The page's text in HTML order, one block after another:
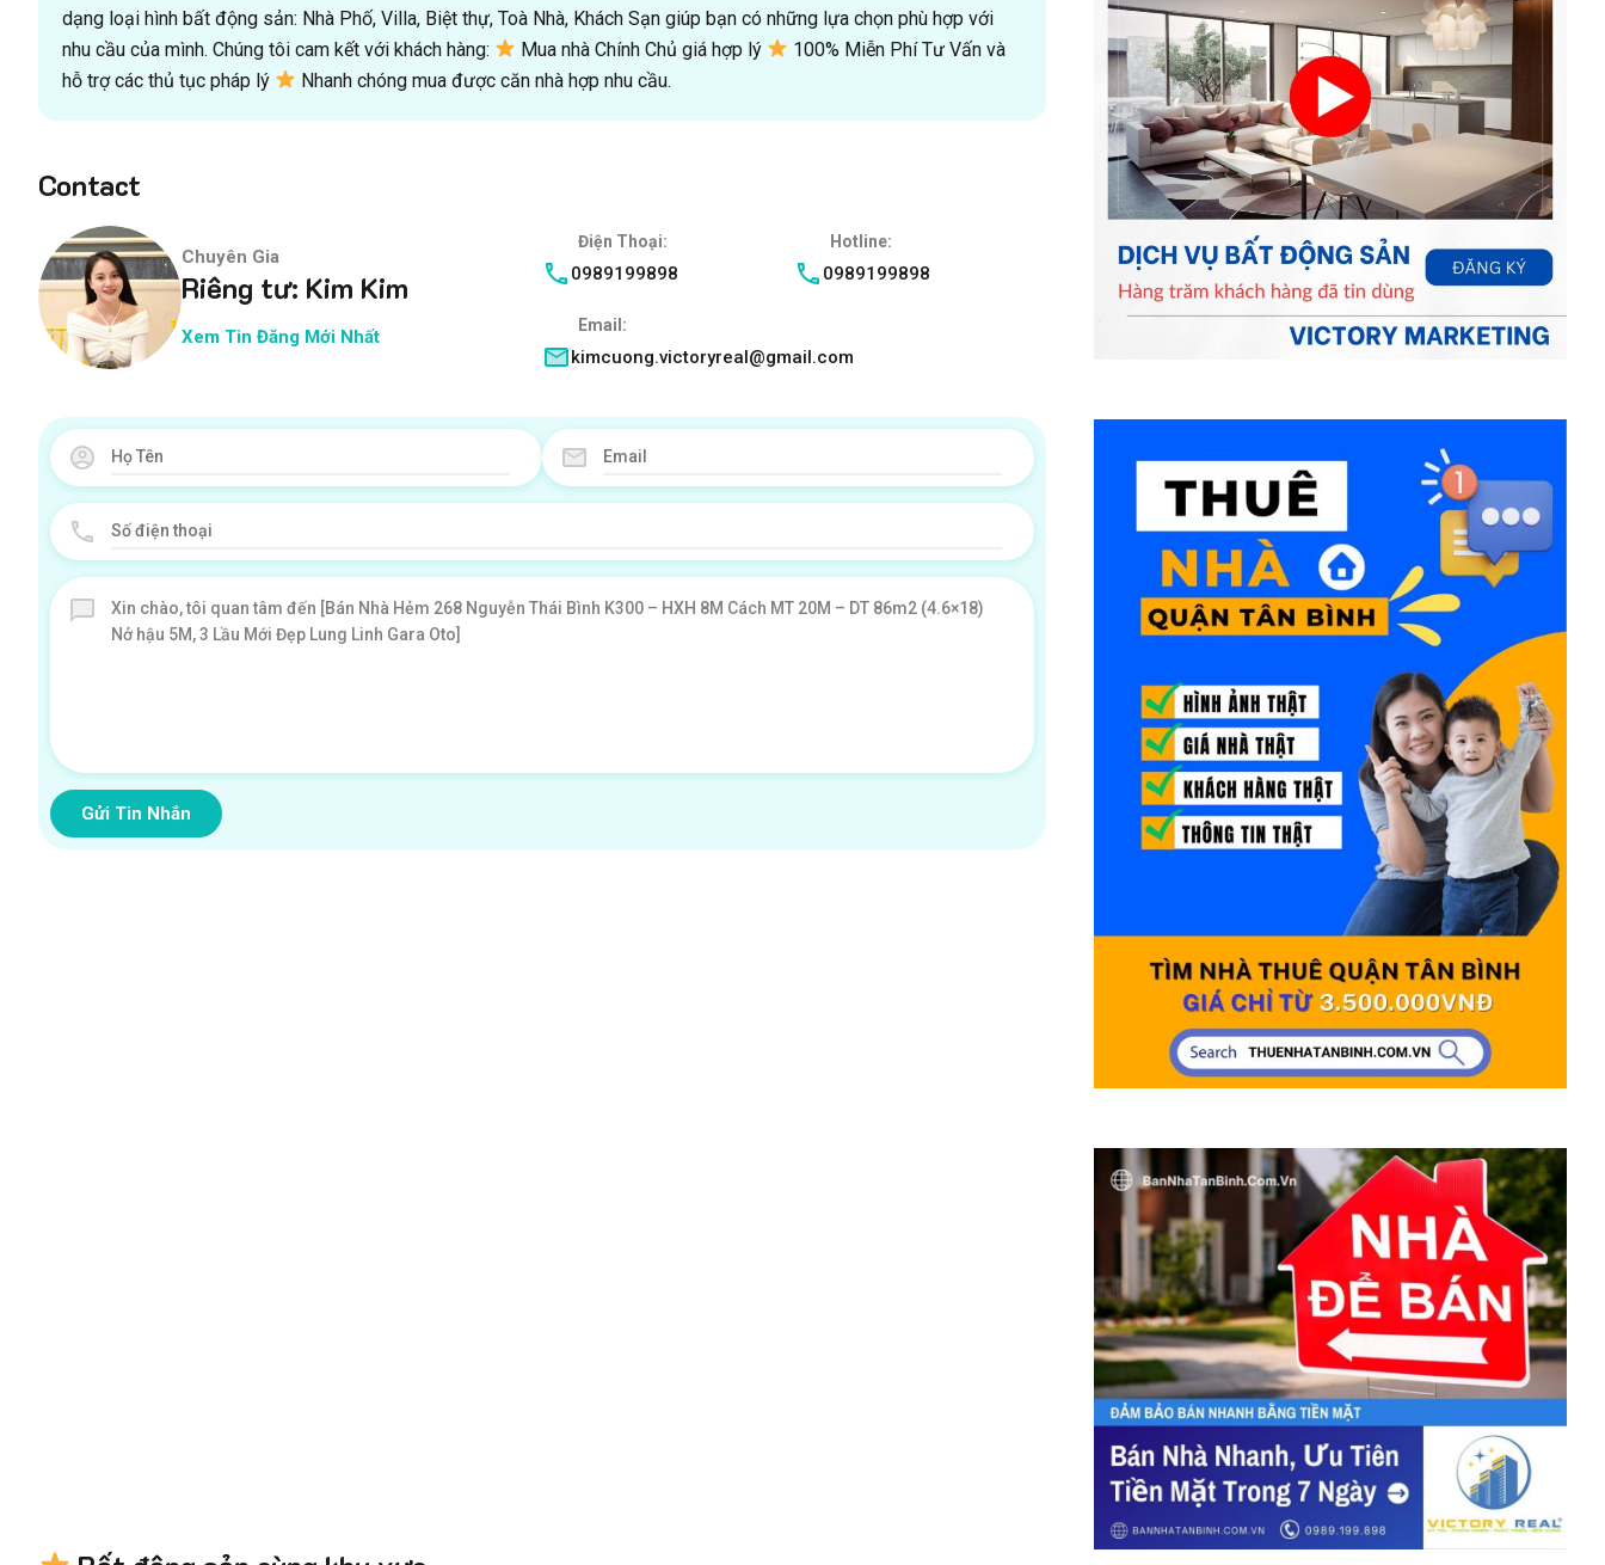
dạng loại hình bất động sản: Nhà Phố, Villa, Biệt thự, Toà Nhà, Khách Sạn giúp bạn có những lựa chọn phù hợp với
nhu cầu của mình. Chúng tôi cam kết với khách hàng:
Mua nhà Chính Chủ giá hợp lý
100% Miễn Phí Tư Vấn và
hỗ trợ các thủ tục pháp lý
Nhanh chóng mua được căn nhà hợp nhu cầu.
Contact
Chuyên Gia
Riêng tư: Kim Kim
Xem Tin Đăng Mới Nhất
Điện Thoại:
0989199898
Hotline:
0989199898
Email:
kimcuong.victoryreal@gmail.com
Gửi Tin Nhắn